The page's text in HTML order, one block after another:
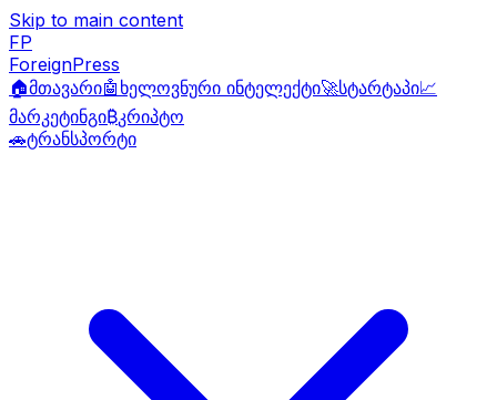
Skip to main content
FP
ForeignPress
🏠მთავარი🤖 ხელოვნური ინტელექტი🚀სტარტაპი📈
მარკეტინგი₿კრიპტო
🚗ტრანსპორტი